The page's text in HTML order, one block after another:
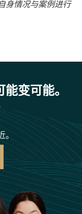
身情况与案例进行
变可能。